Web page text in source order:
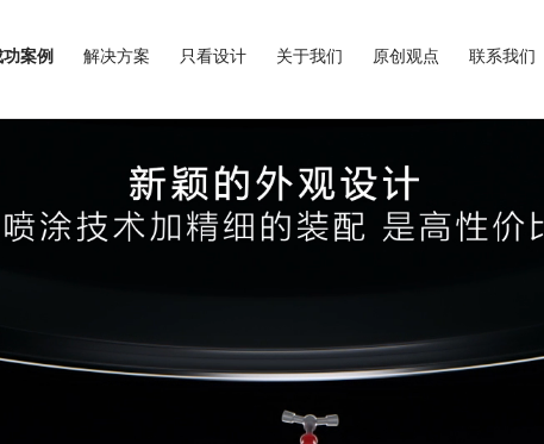
案例 解决方案 只看设计 关于我们 原创观点 联系我们